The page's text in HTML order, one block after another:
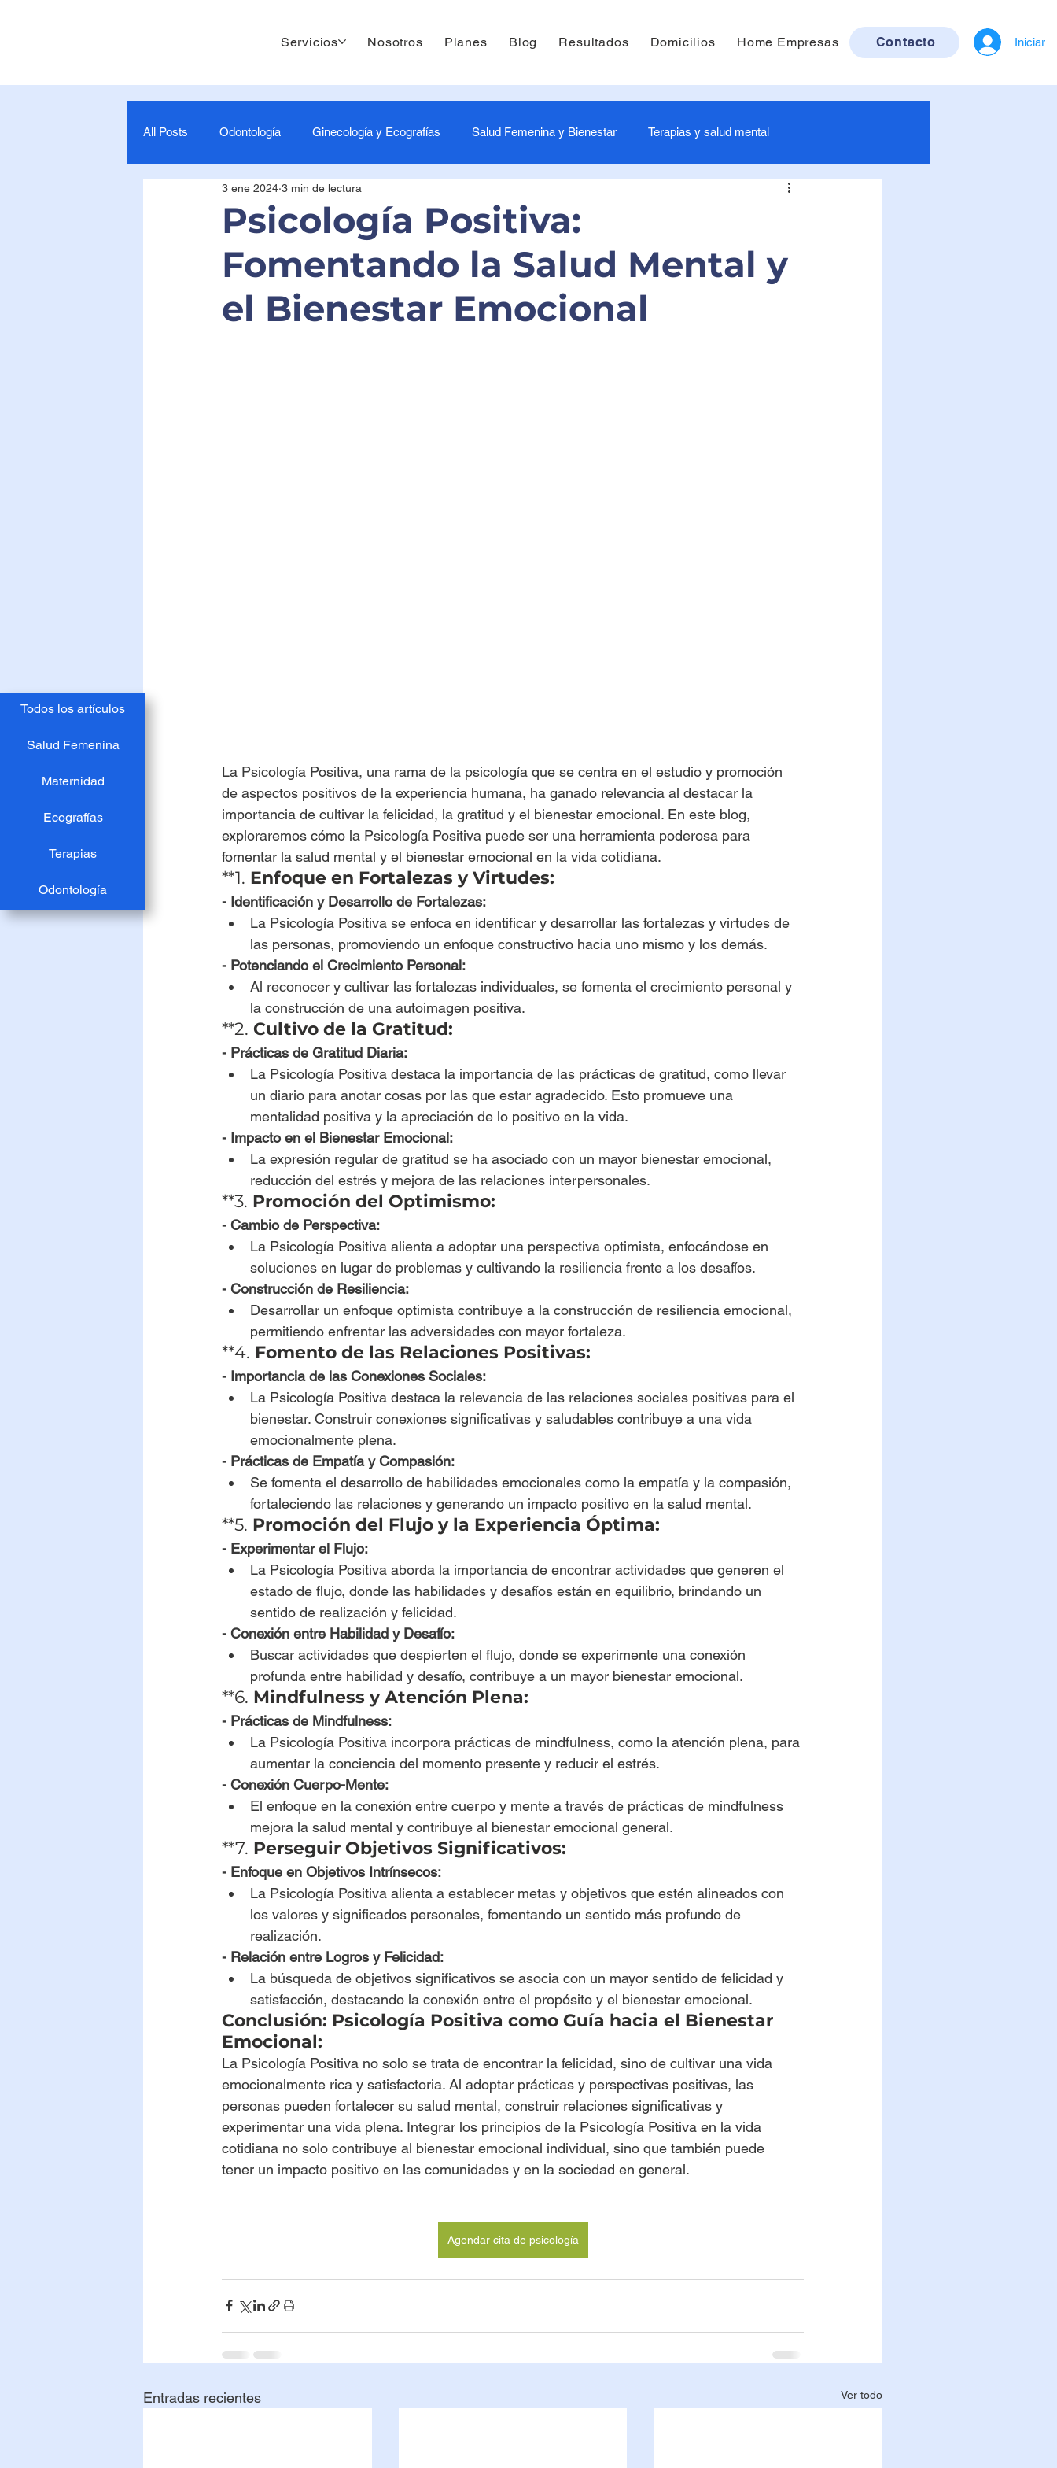
Servicios Nosotros Planes Blog Resultados Domicilios Home Empresas Contacto Iniciar
All Posts Odontología Ginecología y Ecografías Salud Femenina y Bienestar Terapias y salud mental
Cuidado y Apoyo Maternal 0-3 Meses - Estimulación tu bebés
7-9 Meses- Estimulación para bebés 10-12 Meses - Estimulación bebés Laboratorio Pruebas de ETS / ITS
Mamografía
Psicología Positiva:
Fomentando la Salud Mental y
el Bienestar Emocional
3 ene 2024 3 min de lectura
La Psicología Positiva, una rama de la psicología que se centra en el estudio y promoción
de aspectos positivos de la experiencia humana, ha ganado relevancia al destacar la
importancia de cultivar la felicidad, la gratitud y el bienestar emocional. En este blog,
exploraremos cómo la Psicología Positiva puede ser una herramienta poderosa para
fomentar la salud mental y el bienestar emocional en la vida cotidiana.
**1. Enfoque en Fortalezas y Virtudes:
- Identificación y Desarrollo de Fortalezas:
La Psicología Positiva se enfoca en identificar y desarrollar las fortalezas y virtudes de
las personas, promoviendo un enfoque constructivo hacia uno mismo y los demás.
- Potenciando el Crecimiento Personal:
Al reconocer y cultivar las fortalezas individuales, se fomenta el crecimiento personal y
la construcción de una autoimagen positiva.
**2. Cultivo de la Gratitud:
- Prácticas de Gratitud Diaria:
La Psicología Positiva destaca la importancia de las prácticas de gratitud, como llevar
un diario para anotar cosas por las que estar agradecido. Esto promueve una
mentalidad positiva y la apreciación de lo positivo en la vida.
- Impacto en el Bienestar Emocional:
La expresión regular de gratitud se ha asociado con un mayor bienestar emocional,
reducción del estrés y mejora de las relaciones interpersonales.
**3. Promoción del Optimismo:
- Cambio de Perspectiva:
La Psicología Positiva alienta a adoptar una perspectiva optimista, enfocándose en
soluciones en lugar de problemas y cultivando la resiliencia frente a los desafíos.
- Construcción de Resiliencia:
Desarrollar un enfoque optimista contribuye a la construcción de resiliencia emocional,
permitiendo enfrentar las adversidades con mayor fortaleza.
**4. Fomento de las Relaciones Positivas:
- Importancia de las Conexiones Sociales:
La Psicología Positiva destaca la relevancia de las relaciones sociales positivas para el
bienestar. Construir conexiones significativas y saludables contribuye a una vida
emocionalmente plena.
- Prácticas de Empatía y Compasión:
Se fomenta el desarrollo de habilidades emocionales como la empatía y la compasión,
fortaleciendo las relaciones y generando un impacto positivo en la salud mental.
**5. Promoción del Flujo y la Experiencia Óptima:
- Experimentar el Flujo:
La Psicología Positiva aborda la importancia de encontrar actividades que generen el
estado de flujo, donde las habilidades y desafíos están en equilibrio, brindando un
sentido de realización y felicidad.
- Conexión entre Habilidad y Desafío:
Buscar actividades que despierten el flujo, donde se experimente una conexión
profunda entre habilidad y desafío, contribuye a un mayor bienestar emocional.
**6. Mindfulness y Atención Plena:
- Prácticas de Mindfulness:
La Psicología Positiva incorpora prácticas de mindfulness, como la atención plena, para
aumentar la conciencia del momento presente y reducir el estrés.
- Conexión Cuerpo-Mente:
El enfoque en la conexión entre cuerpo y mente a través de prácticas de mindfulness
mejora la salud mental y contribuye al bienestar emocional general.
**7. Perseguir Objetivos Significativos:
- Enfoque en Objetivos Intrínsecos:
La Psicología Positiva alienta a establecer metas y objetivos que estén alineados con
los valores y significados personales, fomentando un sentido más profundo de
realización.
- Relación entre Logros y Felicidad:
La búsqueda de objetivos significativos se asocia con un mayor sentido de felicidad y
satisfacción, destacando la conexión entre el propósito y el bienestar emocional.
Conclusión: Psicología Positiva como Guía hacia el Bienestar
Emocional:
La Psicología Positiva no solo se trata de encontrar la felicidad, sino de cultivar una vida
emocionalmente rica y satisfactoria. Al adoptar prácticas y perspectivas positivas, las
personas pueden fortalecer su salud mental, construir relaciones significativas y
experimentar una vida plena. Integrar los principios de la Psicología Positiva en la vida
cotidiana no solo contribuye al bienestar emocional individual, sino que también puede
tener un impacto positivo en las comunidades y en la sociedad en general.
Agendar cita de psicología
Entradas recientes Ver todo
Todos los artículos
Salud Femenina
Maternidad
Ecografías
Terapias
Odontología